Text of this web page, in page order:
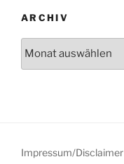
ARCHIV
Impressum/Disclaimer